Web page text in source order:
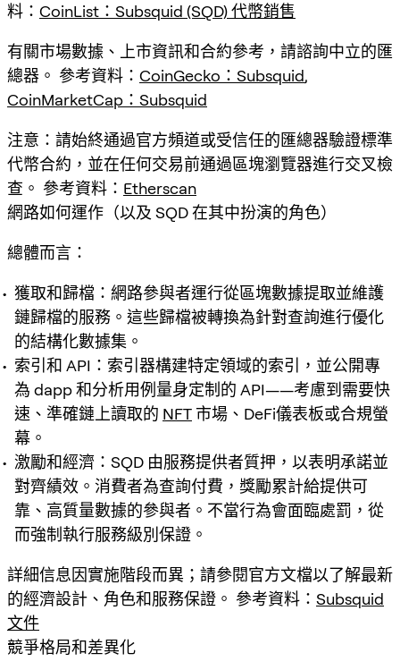
料： CoinList：Subsquid (SQD) 代幣銷售
有關市場數據、上市資訊和合約參考，請諮詢中立的匯
總器。 參考資料： CoinGecko：Subsquid,
CoinMarketCap：Subsquid
注意：請始終通過官方頻道或受信任的匯總器驗證標準
代幣合約，並在任何交易前通過區塊瀏覽器進行交叉檢
查。 參考資料： Etherscan
網路如何運作（以及 SQD 在其中扮演的角色）
總體而言：
獲取和歸檔：網路參與者運行從區塊數據提取並維護
鏈歸檔的服務。這些歸檔被轉換為針對查詢進行優化
的結構化數據集。
索引和 API：索引器構建特定領域的索引，並公開專
為 dapp 和分析用例量身定制的 API——考慮到需要快
速、準確鏈上讀取的 NFT 市場、DeFi儀表板或合規螢
幕。
激勵和經濟：SQD 由服務提供者質押，以表明承諾並
對齊績效。消費者為查詢付費，獎勵累計給提供可
靠、高質量數據的參與者。不當行為會面臨處罰，從
而強制執行服務級別保證。
詳細信息因實施階段而異；請參閱官方文檔以了解最新
的經濟設計、角色和服務保證。 參考資料： Subsquid
文件
競爭格局和差異化